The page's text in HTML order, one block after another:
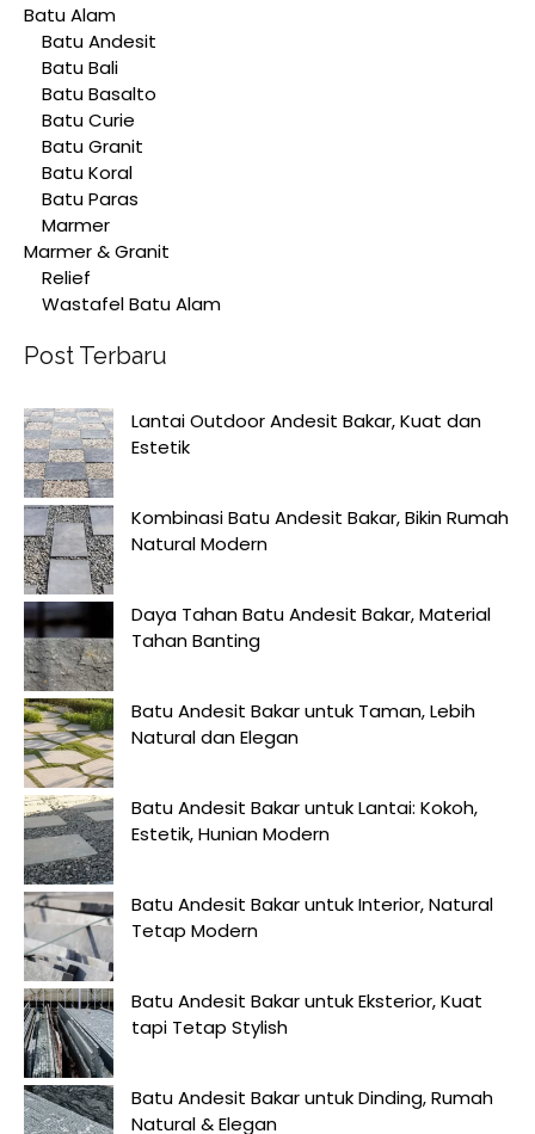
Batu Alam
Batu Andesit
Batu Bali
Batu Basalto
Batu Curie
Batu Granit
Batu Koral
Batu Paras
Marmer
Marmer & Granit
Relief
Wastafel Batu Alam
Post Terbaru
Lantai Outdoor Andesit Bakar, Kuat dan
Estetik
Kombinasi Batu Andesit Bakar, Bikin Rumah
Natural Modern
Daya Tahan Batu Andesit Bakar, Material
Tahan Banting
Batu Andesit Bakar untuk Taman, Lebih
Natural dan Elegan
Batu Andesit Bakar untuk Lantai: Kokoh,
Estetik, Hunian Modern
Batu Andesit Bakar untuk Interior, Natural
Tetap Modern
Batu Andesit Bakar untuk Eksterior, Kuat
tapi Tetap Stylish
Batu Andesit Bakar untuk Dinding, Rumah
Natural & Elegan